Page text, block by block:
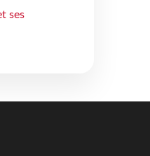
ses